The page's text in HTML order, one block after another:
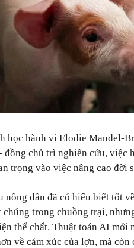
học hành vi Elodie Mandel-
chủ trì nghiên cứu, việc
trọng vào việc nâng cao đời
nông dân đã có hiểu biết tốt
chúng trong chuồng trại,
thể chất. Thuật toán AI mới
về cảm xúc của lợn, mà